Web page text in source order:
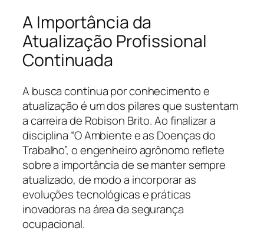
A Importância da
Atualização Profissional
Continuada
A busca contínua por conhecimento e
atualização é um dos pilares que sustentam
a carreira de Robison Brito. Ao finalizar a
disciplina “O Ambiente e as Doenças do
Trabalho”, o engenheiro agrônomo reflete
sobre a importância de se manter sempre
atualizado, de modo a incorporar as
evoluções tecnológicas e práticas
inovadoras na área da segurança
ocupacional.